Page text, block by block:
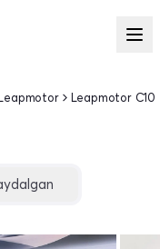
Leapmotor C10